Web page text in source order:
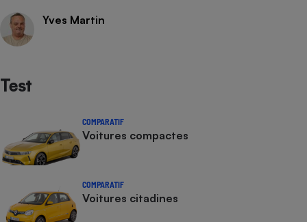
Yves Martin
Test
COMPARATIF
Voitures compactes
COMPARATIF
Voitures citadines